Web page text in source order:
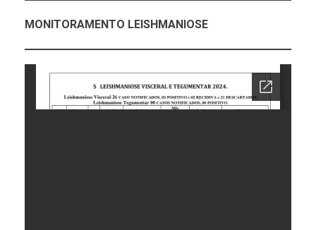
MONITORAMENTO LEISHMANIOSE